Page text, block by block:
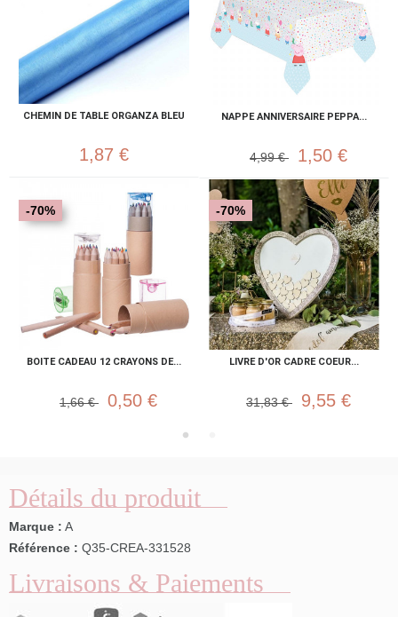
CHEMIN DE TABLE ORGANZA BLEU
1,87 €
NAPPE ANNIVERSAIRE PEPPA...
4,99 € 1,50 €
BOITE CADEAU 12 CRAYONS DE...
-70%
1,66 € 0,50 €
LIVRE D'OR CADRE COEUR...
-70%
31,83 € 9,55 €
Détails du produit
Marque : A
Référence : Q35-CREA-331528
Livraisons & Paiements